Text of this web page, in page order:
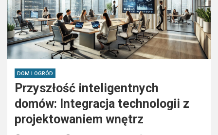
DOM I OGRÓD
Przyszłość inteligentnych
domów: Integracja technologii z
projektowaniem wnętrz